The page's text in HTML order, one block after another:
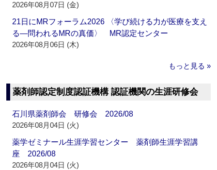
2026年08月07日 (金)
21日にMRフォーラム2026 〈学び続ける力が医療を支え
る―問われるMRの真価〉 MR認定センター
2026年08月06日 (木)
もっと見る »
薬剤師認定制度認証機構 認証機関の生涯研修会
石川県薬剤師会 研修会 2026/08
2026年08月04日 (火)
薬学ゼミナール生涯学習センター 薬剤師生涯学習講
座 2026/08
2026年08月04日 (火)